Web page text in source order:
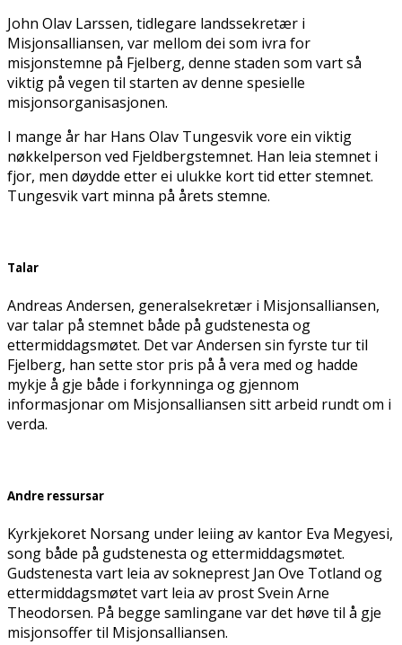
John Olav Larssen, tidlegare landssekretær i
Misjonsalliansen, var mellom dei som ivra for
misjonstemne på Fjelberg, denne staden som vart så
viktig på vegen til starten av denne spesielle
misjonsorganisasjonen.
I mange år har Hans Olav Tungesvik vore ein viktig
nøkkelperson ved Fjeldbergstemnet. Han leia stemnet i
fjor, men døydde etter ei ulukke kort tid etter stemnet.
Tungesvik vart minna på årets stemne.
Talar
Andreas Andersen, generalsekretær i Misjonsalliansen,
var talar på stemnet både på gudstenesta og
ettermiddagsmøtet. Det var Andersen sin fyrste tur til
Fjelberg, han sette stor pris på å vera med og hadde
mykje å gje både i forkynninga og gjennom
informasjonar om Misjonsalliansen sitt arbeid rundt om i
verda.
Andre ressursar
Kyrkjekoret Norsang under leiing av kantor Eva Megyesi,
song både på gudstenesta og ettermiddagsmøtet.
Gudstenesta vart leia av sokneprest Jan Ove Totland og
ettermiddagsmøtet vart leia av prost Svein Arne
Theodorsen. På begge samlingane var det høve til å gje
misjonsoffer til Misjonsalliansen.